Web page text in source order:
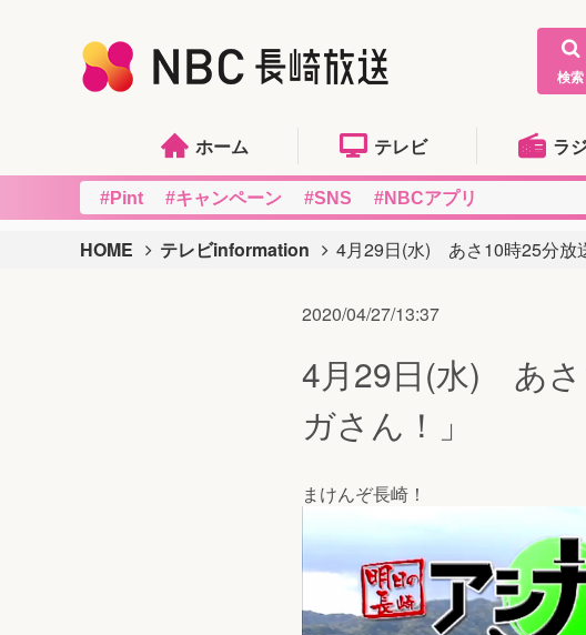
検索
ホーム テレビ ラ
#Pint #キャンペーン #SNS #NBCアプリ
HOME テレビinformation 4月29日(水) あさ10時25分
2020/04/27/13:37
4月29日(水) あ
ガさん！」
まけんぞ長崎！